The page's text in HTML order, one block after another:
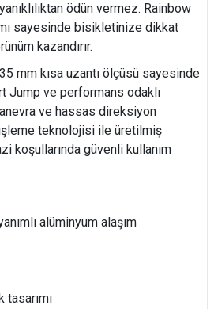
ödün vermez. Rainbow
sayesinde bisikletinize dikkat
kazandırır.
mm kısa uzantı ölçüsü sayesinde
Jump ve performans odaklı
ve hassas direksiyon
teknolojisi ile üretilmiş
koşullarında güvenli kullanım
alüminyum alaşım